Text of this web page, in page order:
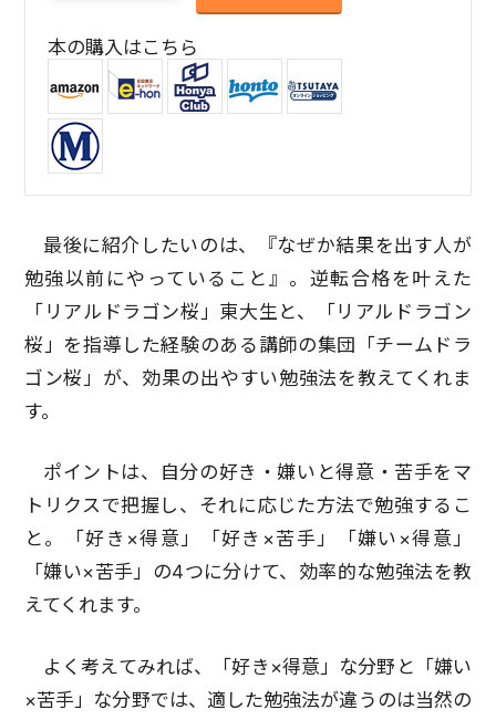
本の購入はこちら
最後に紹介したいのは、『なぜか結果を出す人が
勉強以前にやっていること』。逆転合格を叶えた
「リアルドラゴン桜」東大生と、「リアルドラゴン
桜」を指導した経験のある講師の集団「チームドラ
ゴン桜」が、効果の出やすい勉強法を教えてくれま
す。
ポイントは、自分の好き・嫌いと得意・苦手をマ
トリクスで把握し、それに応じた方法で勉強するこ
と。「好き×得意」「好き×苦手」「嫌い×得意」
「嫌い×苦手」の4つに分けて、効率的な勉強法を教
えてくれます。
よく考えてみれば、「好き×得意」な分野と「嫌い
×苦手」な分野では、適した勉強法が違うのは当然の